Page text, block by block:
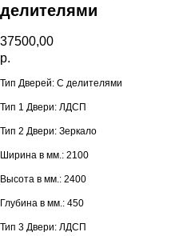
делителями
37500,00
р.
Тип Дверей: С делителями
Тип 1 Двери: ЛДСП
Тип 2 Двери: Зеркало
Ширина в мм.: 2100
Высота в мм.: 2400
Глубина в мм.: 450
Тип 3 Двери: ЛДСП